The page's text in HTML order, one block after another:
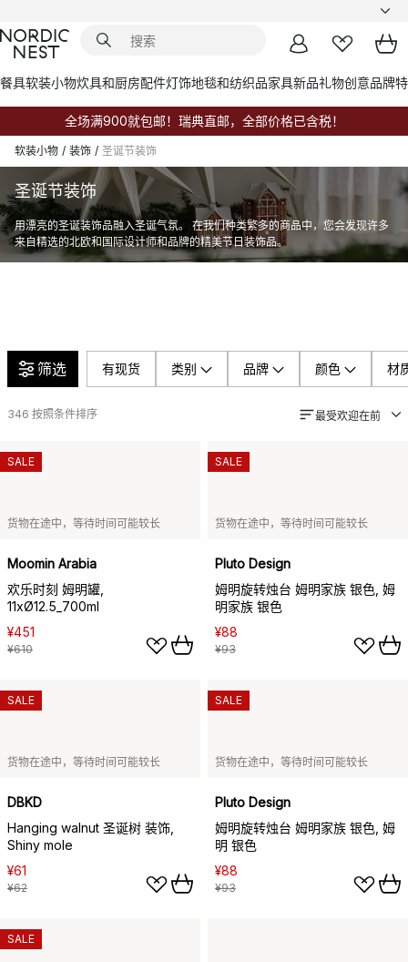
餐具软装小物炊具和厨房配件灯饰地毯和纺织品家具新品礼物创意品牌
全场满900就包邮！瑞典直邮，全部价格已含税！
软装小物 / 装饰 / 圣诞节装饰
圣诞节装饰
用漂亮的圣诞装饰品融入圣诞气氛。 在我们种类繁多的商品中，您会发现许多
来自精选的北欧和国际设计师和品牌的精美节日装饰品。
筛选 有现货 类别 品牌 颜色 材
346 按照条件排序 最受欢迎在前
货物在途中，等待时间可能较长
Moomin Arabia
欢乐时刻 姆明罐,
11xØ12.5_700ml
¥451
¥610
SALE
货物在途中，等待时间可能较长
Pluto Design
姆明旋转烛台 姆明家族 银色, 姆
明家族 银色
¥88
¥93
SALE
货物在途中，等待时间可能较长
DBKD
Hanging walnut 圣诞树 装饰,
Shiny mole
¥61
¥62
SALE
货物在途中，等待时间可能较长
Pluto Design
姆明旋转烛台 姆明家族 银色, 姆
明 银色
¥88
¥93
SALE
SALE